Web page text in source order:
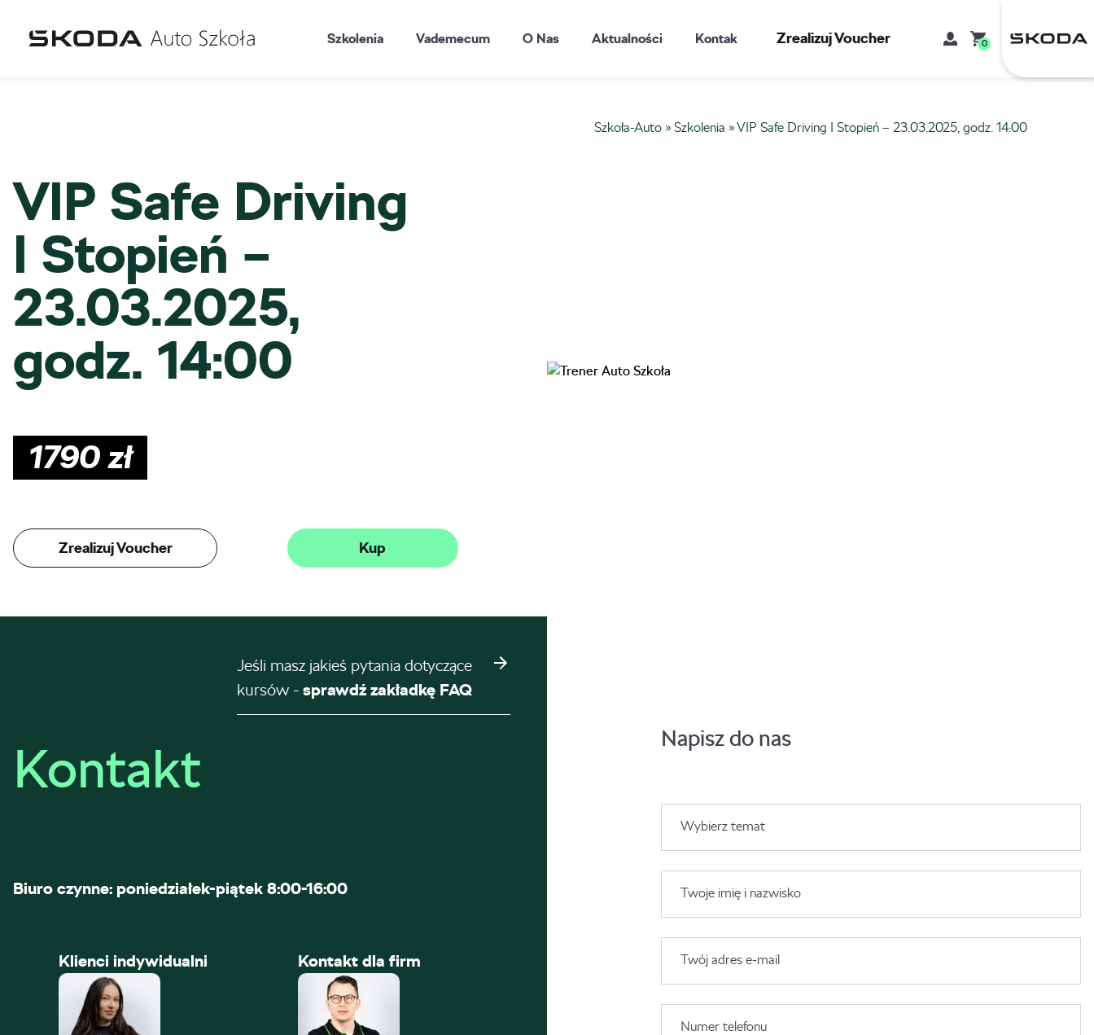
Szkolenia Vademecum O Nas Aktualności Kontakt Zrealizuj Voucher 0
Szkoła-Auto »Szkolenia »VIP Safe Driving I Stopień – 23.03.2025, godz. 14:00
VIP Safe Driving
I Stopień –
23.03.2025,
godz. 14:00
1790zł
Zrealizuj Voucher Kup
Jeśli masz jakieś pytania dotyczące
kursów - sprawdź zakładkę FAQ
Kontakt
Biuro czynne: poniedziałek-piątek 8:00-16:00
Klienci indywidualni Kontakt dla firm
Napisz do nas
Wybierz temat
Twoje imię i nazwisko
Twój adres e-mail
Numer telefonu